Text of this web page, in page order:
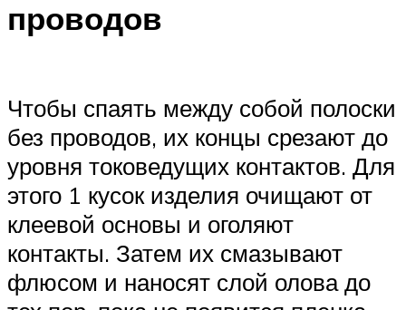
проводов
Чтобы спаять между собой полоски
без проводов, их концы срезают до
уровня токоведущих контактов. Для
этого 1 кусок изделия очищают от
клеевой основы и оголяют
контакты. Затем их смазывают
флюсом и наносят слой олова до